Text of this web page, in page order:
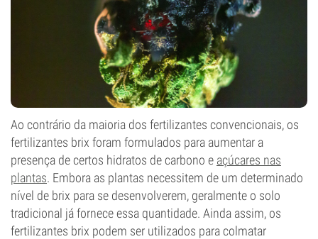
Ao contrário da maioria dos fertilizantes convencionais, os
fertilizantes brix foram formulados para aumentar a
presença de certos hidratos de carbono e açúcares nas
plantas. Embora as plantas necessitem de um determinado
nível de brix para se desenvolverem, geralmente o solo
tradicional já fornece essa quantidade. Ainda assim, os
fertilizantes brix podem ser utilizados para colmatar